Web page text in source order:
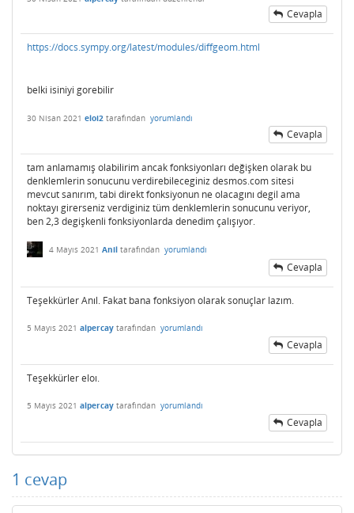
Cevapla
https://docs.sympy.org/latest/modules/diffgeom.html
belki isiniyi gorebilir
30 Nisan 2021 eloi2 tarafından yorumlandı
Cevapla
tam anlamamış olabilirim ancak fonksiyonları değişken olarak bu
denklemlerin sonucunu verdirebileceginiz desmos.com sitesi
mevcut sanırım, tabi direkt fonksiyonun ne olacagını degil ama
noktayı girerseniz verdiginiz tüm denklemlerin sonucunu veriyor,
ben 2,3 degişkenli fonksiyonlarda denedim çalışıyor.
4 Mayıs 2021 Anil tarafından yorumlandı
Cevapla
Teşekkürler Anıl. Fakat bana fonksiyon olarak sonuçlar lazım.
5 Mayıs 2021 alpercay tarafından yorumlandı
Cevapla
Teşekkürler eloı.
5 Mayıs 2021 alpercay tarafından yorumlandı
Cevapla
1 cevap